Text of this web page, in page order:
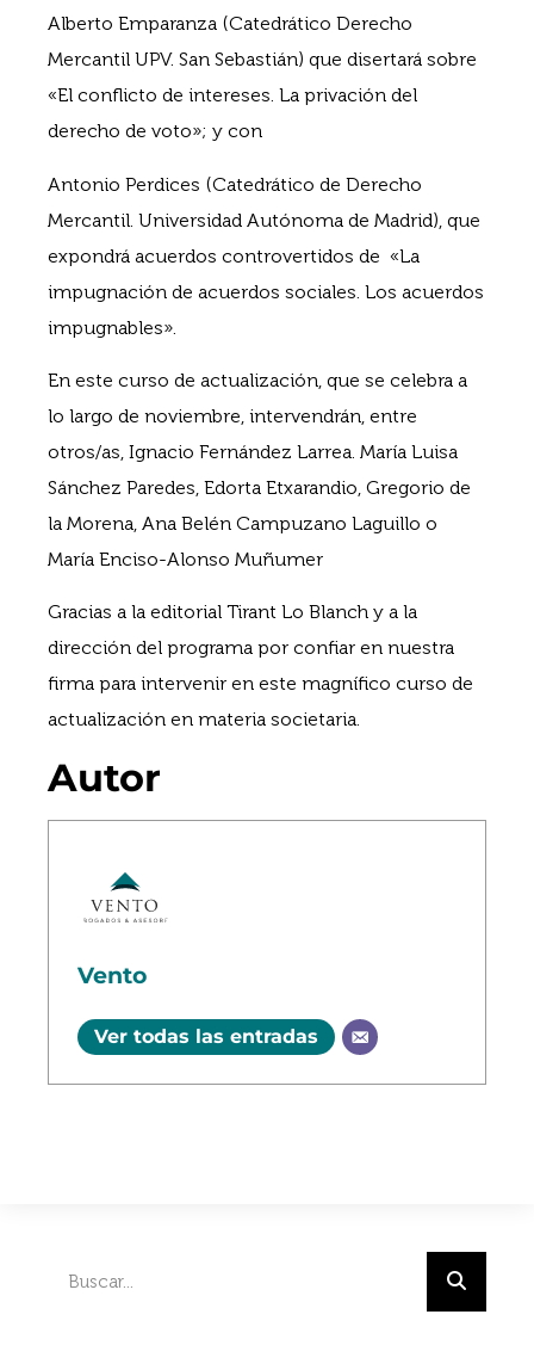
Alberto Emparanza (Catedrático Derecho
Mercantil UPV. San Sebastián) que disertará sobre
«El conflicto de intereses. La privación del
derecho de voto»; y con
Antonio Perdices (Catedrático de Derecho
Mercantil. Universidad Autónoma de Madrid), que
expondrá acuerdos controvertidos de «La
impugnación de acuerdos sociales. Los acuerdos
impugnables».
En este curso de actualización, que se celebra a
lo largo de noviembre, intervendrán, entre
otros/as, Ignacio Fernández Larrea. María Luisa
Sánchez Paredes, Edorta Etxarandio, Gregorio de
la Morena, Ana Belén Campuzano Laguillo o
María Enciso-Alonso Muñumer
Gracias a la editorial Tirant Lo Blanch y a la
dirección del programa por confiar en nuestra
firma para intervenir en este magnífico curso de
actualización en materia societaria.
Autor
Vento
Ver todas las entradas